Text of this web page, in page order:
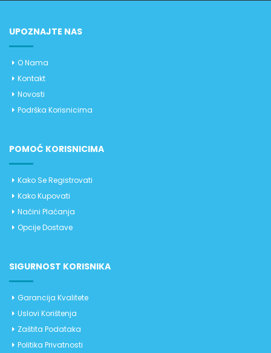
UPOZNAJTE NAS
O Nama
Kontakt
Novosti
Podrška Korisnicima
POMOĆ KORISNICIMA
Kako Se Registrovati
Kako Kupovati
Načini Plaćanja
Opcije Dostave
SIGURNOST KORISNIKA
Garancija Kvalitete
Uslovi Korištenja
Zaštita Podataka
Politika Privatnosti